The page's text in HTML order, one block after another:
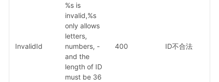
InvalidId
%s is
invalid,%s
only allows
letters,
numbers, -
and the
length of ID
must be 36
400 ID不合法